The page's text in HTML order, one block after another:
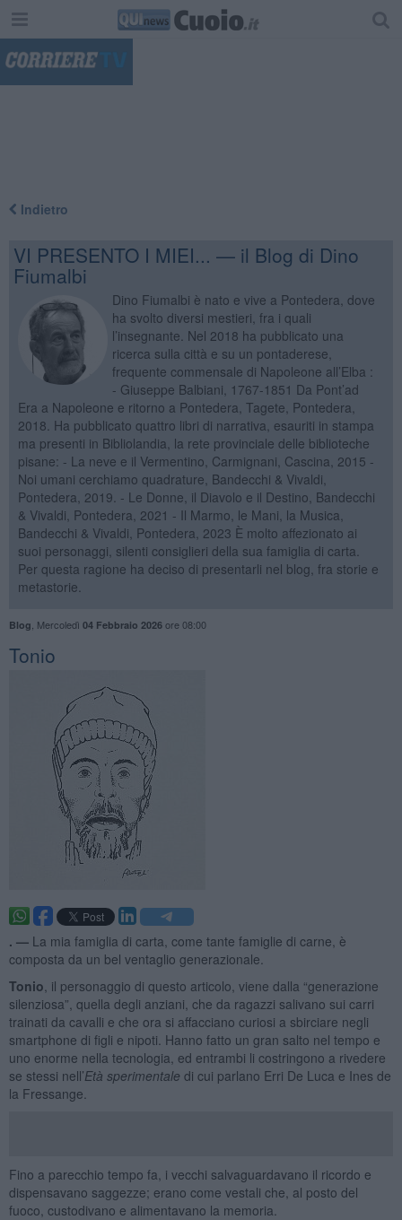
Indietro
VI PRESENTO I MIEI... — il Blog di Dino
Fiumalbi
Dino Fiumalbi è nato e vive a Pontedera, dove
ha svolto diversi mestieri, fra i quali
l’insegnante. Nel 2018 ha pubblicato una
ricerca sulla città e su un pontaderese,
frequente commensale di Napoleone all’Elba :
- Giuseppe Balbiani, 1767-1851 Da Pont’ad
Era a Napoleone e ritorno a Pontedera, Tagete, Pontedera,
2018. Ha pubblicato quattro libri di narrativa, esauriti in stampa
ma presenti in Bibliolandia, la rete provinciale delle biblioteche
pisane: - La neve e il Vermentino, Carmignani, Cascina, 2015 -
Noi umani cerchiamo quadrature, Bandecchi & Vivaldi,
Pontedera, 2019. - Le Donne, il Diavolo e il Destino, Bandecchi
& Vivaldi, Pontedera, 2021 - Il Marmo, le Mani, la Musica,
Bandecchi & Vivaldi, Pontedera, 2023 È molto affezionato ai
suoi personaggi, silenti consiglieri della sua famiglia di carta.
Per questa ragione ha deciso di presentarli nel blog, fra storie e
metastorie.
Blog Mercoledì 04 Febbraio 2026ore 08:00
Tonio
. — La mia famiglia di carta, come tante famiglie di carne, è
composta da un bel ventaglio generazionale.
Tonio , il personaggio di questo articolo, viene dalla “generazione
silenziosa”, quella degli anziani, che da ragazzi salivano sui carri
trainati da cavalli e che ora si affacciano curiosi a sbirciare negli
smartphone di figli e nipoti. Hanno fatto un gran salto nel tempo e
uno enorme nella tecnologia, ed entrambi li costringono a rivedere
se stessi nell’Età sperimentale di cui parlano Erri De Luca e Ines de
la Fressange.
Fino a parecchio tempo fa, i vecchi salvaguardavano il ricordo e
dispensavano saggezze; erano come vestali che, al posto del
fuoco, custodivano e alimentavano la memoria.